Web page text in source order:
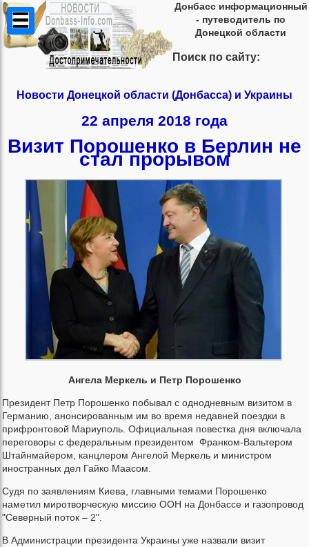
Донбасс информационный
- путеводитель по
Донецкой области
Поиск по сайту:
Новости Донецкой области (Донбасса) и Украины
22 апреля 2018 года
Визит Порошенко в Берлин не
стал прорывом
Ангела Меркель и Петр Порошенко
Президент Петр Порошенко побывал с однодневным визитом в
Германию, анонсированным им во время недавней поездки в
прифронтовой Мариуполь. Официальная повестка дня включала
переговоры с федеральным президентом Франком-Вальтером
Штайнмайером, канцлером Ангелой Меркель и министром
иностранных дел Гайко Маасом.
Судя по заявлениям Киева, главными темами Порошенко
наметил миротворческую миссию ООН на Донбассе и газопровод
"Северный поток – 2".
В Администрации президента Украины уже назвали визит